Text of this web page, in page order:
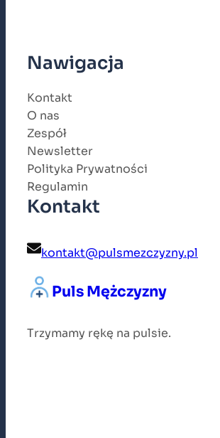
Nawigacja
Kontakt
O nas
Zespół
Newsletter
Polityka Prywatności
Regulamin
Kontakt
kontakt@pulsmezczyzny.pl
Puls Mężczyzny
Trzymamy rękę na pulsie.